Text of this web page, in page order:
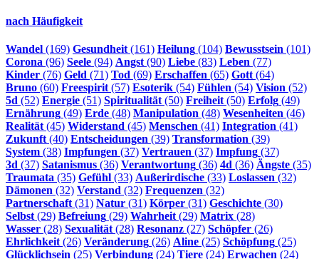
nach Häufigkeit
Wandel (169) Gesundheit(161) Heilung (104) Bewusstsein (101)
Corona (96) Seele (94) Angst(90) Liebe (83) Leben (77)
Kinder (76) Geld (71) Tod (69) Erschaffen (65) Gott(64)
Bruno (60) Freespirit(57) Esoterik (54) Fühlen (54) Vision (52)
5d (52) Energie (51) Spiritualität(50) Freiheit(50) Erfolg (49)
Ernährung (49) Erde (48) Manipulation (48) Wesenheiten (46)
Realität(45) Widerstand (45) Menschen (41) Integration (41)
Zukunft(40) Entscheidungen (39) Transformation (39)
System (38) Impfungen (37) Vertrauen (37) Impfung (37)
3d (37) Satanismus (36) Verantwortung (36) 4d (36) Ängste (35)
Traumata (35) Gefühl (33) Außerirdische (33) Loslassen (32)
Dämonen (32) Verstand (32) Frequenzen (32)
Partnerschaft(31) Natur (31) Körper (31) Geschichte (30)
Selbst(29) Befreiung (29) Wahrheit(29) Matrix (28)
Wasser (28) Sexualität(28) Resonanz (27) Schöpfer (26)
Ehrlichkeit(26) Veränderung (26) Aline (25) Schöpfung (25)
Glücklichsein (25) Verbindung (24) Tiere (24) Erwachen (24)